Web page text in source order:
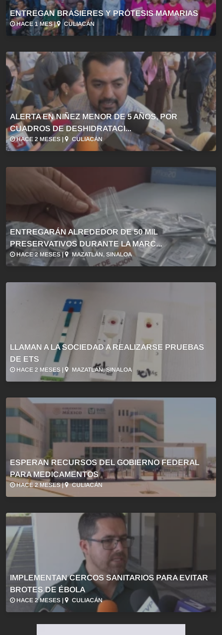
ENTREGAN BRASIERES Y PRÓTESIS MAMARIAS
HACE 1 MES | CULIACÁN
ALERTA EN NIÑEZ MENOR DE 5 AÑOS, POR
CUADROS DE DESHIDRATACI...
HACE 2 MESES | CULIACÁN
ENTREGARÁN ALREDEDOR DE 50 MIL
PRESERVATIVOS DURANTE LA MARC...
HACE 2 MESES | MAZATLÁN, SINALOA
LLAMAN A LA SOCIEDAD A REALIZARSE PRUEBAS
DE ETS
HACE 2 MESES | MAZATLÁN, SINALOA
ESPERAN RECURSOS DEL GOBIERNO FEDERAL
PARA MEDICAMENTOS
HACE 2 MESES | CULIACÁN
IMPLEMENTAN CERCOS SANITARIOS PARA EVITAR
BROTES DE ÉBOLA
HACE 2 MESES | CULIACÁN